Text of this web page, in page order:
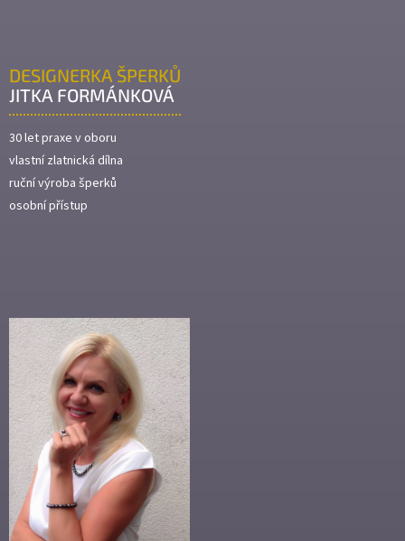
DESIGNERKA ŠPERKŮ
JITKA FORMÁNKOVÁ
30 let praxe v oboru
vlastní zlatnická dílna
ruční výroba šperků
osobní přístup